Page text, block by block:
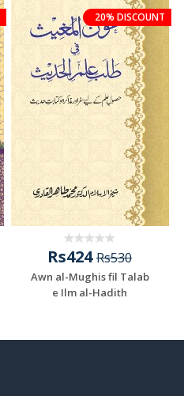
20% DISCOUNT
Rs424Rs530
Awn al-Mughis fil Talab
e Ilm al-Hadith